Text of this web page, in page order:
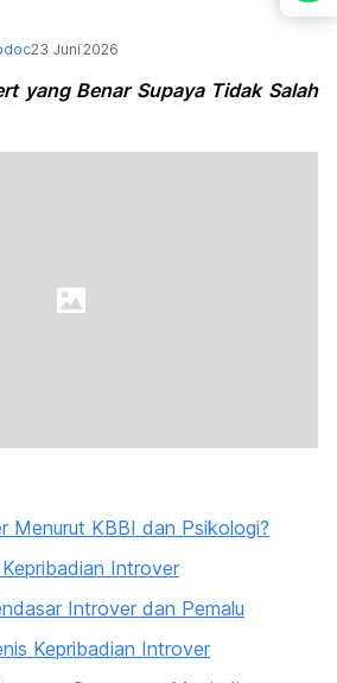
23 Juni 2026
yang Benar Supaya Tidak Salah
Menurut KBBI dan Psikologi?
Introver
Introver dan Pemalu
Kepribadian Introver